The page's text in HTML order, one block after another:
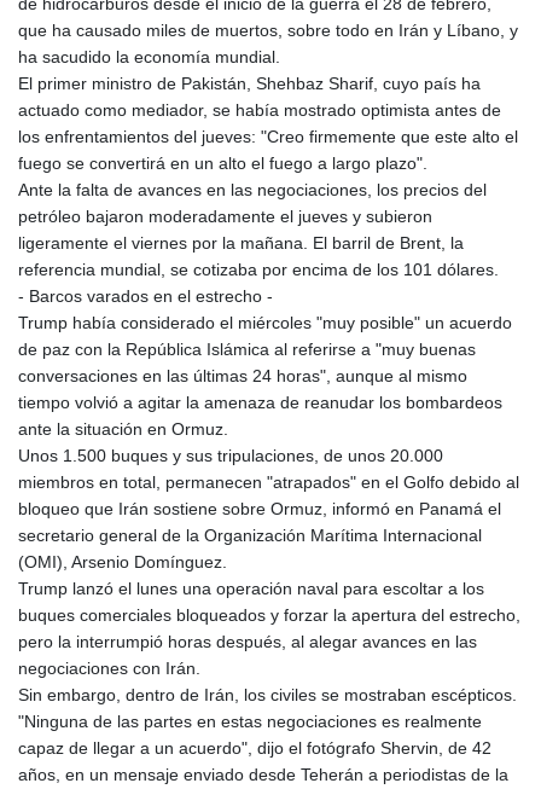
LTL 3.413768
LVL 0.699335
MAD 10.743067
MDL 20.044751
4918.938878
MKD 61.524236
MMK
MRU 46.338424
MVR 17.862733
MXN 19.811945
MYR 4.728715
MZN 73.882892
1577.963717
NIO 42.419473
NOK 10.99759
OMR 0.442445
PAB 1.152686
que ha causado miles de muertos, sobre todo en Irán y Líbano, y
ha sacudido la economía mundial.
El primer ministro de Pakistán, Shehbaz Sharif, cuyo país ha
actuado como mediador, se había mostrado optimista antes de
los enfrentamientos del jueves: "Creo firmemente que este alto el
fuego se convertirá en un alto el fuego a largo plazo".
Ante la falta de avances en las negociaciones, los precios del
petróleo bajaron moderadamente el jueves y subieron
ligeramente el viernes por la mañana. El barril de Brent, la
referencia mundial, se cotizaba por encima de los 101 dólares.
- Barcos varados en el estrecho -
Trump había considerado el miércoles "muy posible" un acuerdo
de paz con la República Islámica al referirse a "muy buenas
conversaciones en las últimas 24 horas", aunque al mismo
tiempo volvió a agitar la amenaza de reanudar los bombardeos
ante la situación en Ormuz.
Unos 1.500 buques y sus tripulaciones, de unos 20.000
miembros en total, permanecen "atrapados" en el Golfo debido al
bloqueo que Irán sostiene sobre Ormuz, informó en Panamá el
secretario general de la Organización Marítima Internacional
(OMI), Arsenio Domínguez.
Trump lanzó el lunes una operación naval para escoltar a los
buques comerciales bloqueados y forzar la apertura del estrecho,
pero la interrumpió horas después, al alegar avances en las
negociaciones con Irán.
Sin embargo, dentro de Irán, los civiles se mostraban escépticos.
"Ninguna de las partes en estas negociaciones es realmente
capaz de llegar a un acuerdo", dijo el fotógrafo Shervin, de 42
años, en un mensaje enviado desde Teherán a periodistas de la